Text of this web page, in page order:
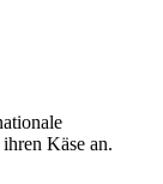
Käse an.